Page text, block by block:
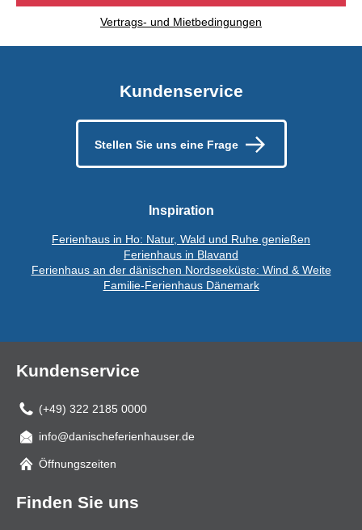
Vertrags- und Mietbedingungen
Kundenservice
Stellen Sie uns eine Frage
Inspiration
Ferienhaus in Ho: Natur, Wald und Ruhe genießen
Ferienhaus in Blavand
Ferienhaus an der dänischen Nordseeküste: Wind & Weite
Familie-Ferienhaus Dänemark
Kundenservice
(+49) 322 2185 0000
Mail
info@danischeferienhauser.de
Öffnungszeiten
Finden Sie uns